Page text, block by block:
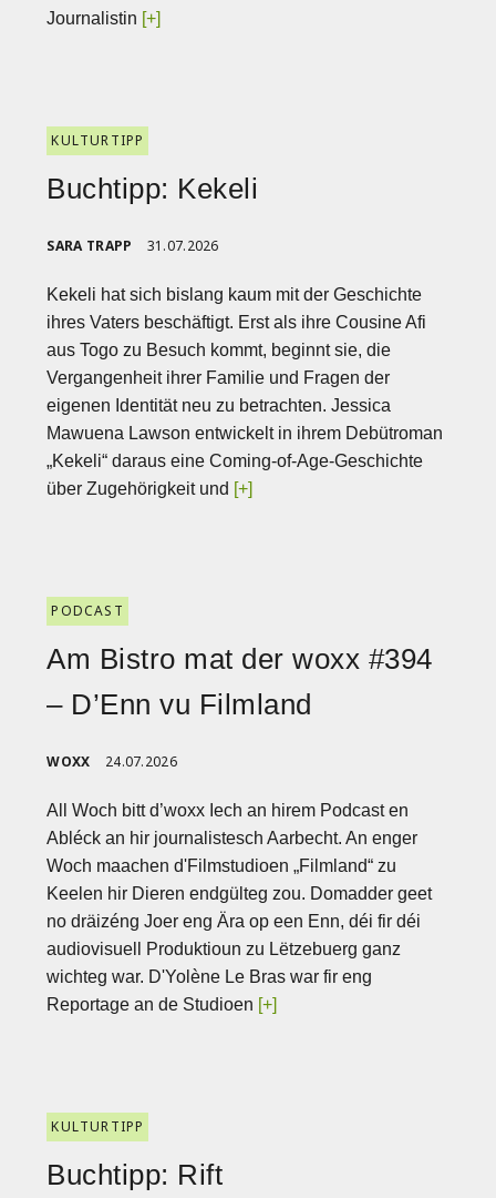
Journalistin [+]
KULTURTIPP
Buchtipp: Kekeli
SARA TRAPP 31.07.2026
Kekeli hat sich bislang kaum mit der Geschichte
ihres Vaters beschäftigt. Erst als ihre Cousine Afi
aus Togo zu Besuch kommt, beginnt sie, die
Vergangenheit ihrer Familie und Fragen der
eigenen Identität neu zu betrachten. Jessica
Mawuena Lawson entwickelt in ihrem Debütroman
„Kekeli“ daraus eine Coming-of-Age-Geschichte
über Zugehörigkeit und [+]
PODCAST
Am Bistro mat der woxx #394
– D’Enn vu Filmland
WOXX 24.07.2026
All Woch bitt d’woxx Iech an hirem Podcast en
Abléck an hir journalistesch Aarbecht. An enger
Woch maachen d'Filmstudioen „Filmland“ zu
Keelen hir Dieren endgülteg zou. Domadder geet
no dräizéng Joer eng Ära op een Enn, déi fir déi
audiovisuell Produktioun zu Lëtzebuerg ganz
wichteg war. D'Yolène Le Bras war fir eng
Reportage an de Studioen [+]
KULTURTIPP
Buchtipp: Rift